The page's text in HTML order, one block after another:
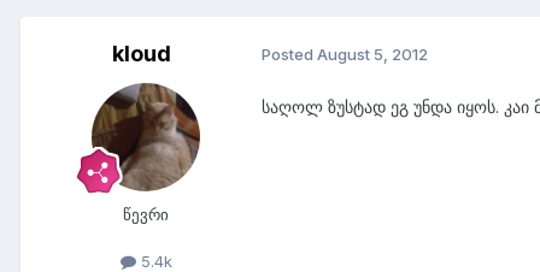
kloud
წევრი
5.4k
Posted August 5, 2012
საღოლ ზუსტად ეგ უნდა იყოს. კაი